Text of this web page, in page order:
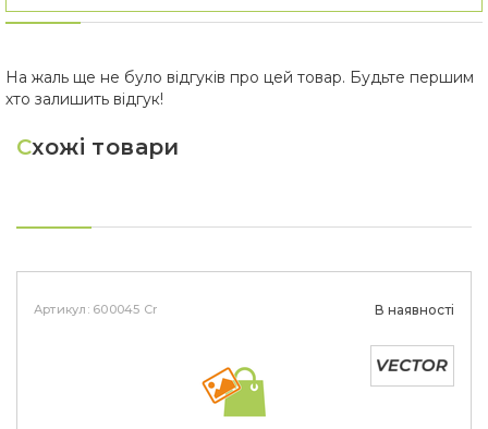
На жаль ще не було відгуків про цей товар. Будьте першим
хто залишить відгук!
Схожі товари
Артикул: 600045 Cr В наявності